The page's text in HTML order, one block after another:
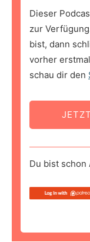
Dieser
zur
bist, dann
vorher
schau dir den
Du bist schon